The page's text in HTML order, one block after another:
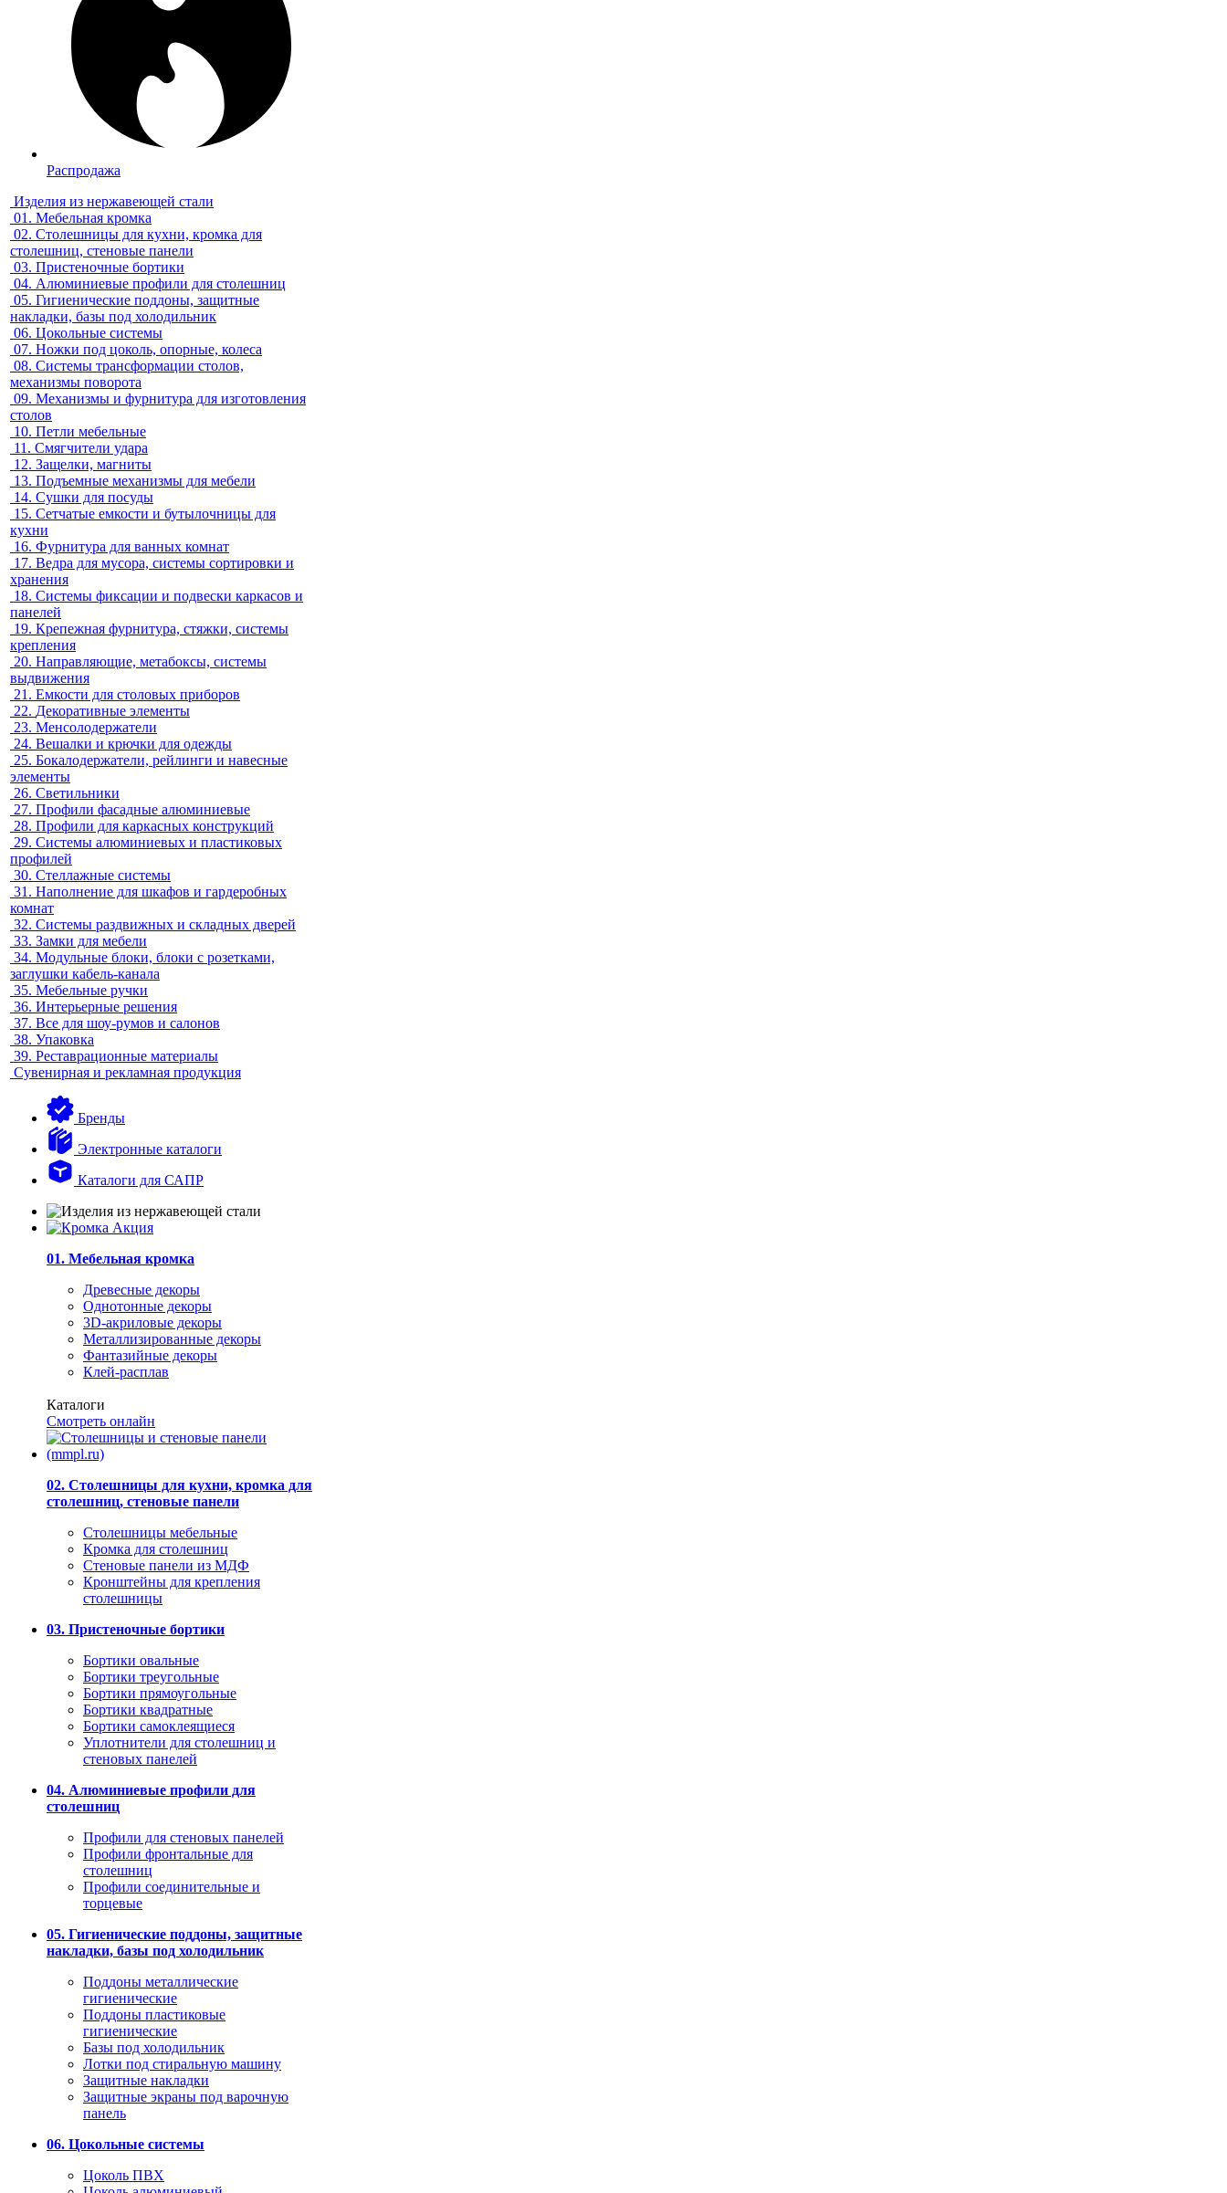
Распродажа
Изделия из нержавеющей стали
01. Мебельная кромка
02. Столешницы для кухни, кромка для
столешниц, стеновые панели
03. Пристеночные бортики
04. Алюминиевые профили для столешниц
05. Гигиенические поддоны, защитные
накладки, базы под холодильник
06. Цокольные системы
07. Ножки под цоколь, опорные, колеса
08. Системы трансформации столов,
механизмы поворота
09. Механизмы и фурнитура для изготовления
столов
10. Петли мебельные
11. Смягчители удара
12. Защелки, магниты
13. Подъемные механизмы для мебели
14. Сушки для посуды
15. Сетчатые емкости и бутылочницы для
кухни
16. Фурнитура для ванных комнат
17. Ведра для мусора, системы сортировки и
хранения
18. Системы фиксации и подвески каркасов и
панелей
19. Крепежная фурнитура, стяжки, системы
крепления
20. Направляющие, метабоксы, системы
выдвижения
21. Емкости для столовых приборов
22. Декоративные элементы
23. Менсолодержатели
24. Вешалки и крючки для одежды
25. Бокалодержатели, рейлинги и навесные
элементы
26. Светильники
27. Профили фасадные алюминиевые
28. Профили для каркасных конструкций
29. Системы алюминиевых и пластиковых
профилей
30. Стеллажные системы
31. Наполнение для шкафов и гардеробных
комнат
32. Системы раздвижных и складных дверей
33. Замки для мебели
34. Модульные блоки, блоки с розетками,
заглушки кабель-канала
35. Мебельные ручки
36. Интерьерные решения
37. Все для шоу-румов и салонов
38. Упаковка
39. Реставрационные материалы
Сувенирная и рекламная продукция
Бренды
Электронные каталоги
Каталоги для САПР
01. Мебельная кромка
Древесные декоры
Однотонные декоры
3D-акриловые декоры
Металлизированные декоры
Фантазийные декоры
Клей-расплав
Каталоги
Смотреть онлайн
02. Столешницы для кухни, кромка для
столешниц, стеновые панели
Столешницы мебельные
Кромка для столешниц
Стеновые панели из МДФ
Кронштейны для крепления
столешницы
03. Пристеночные бортики
Бортики овальные
Бортики треугольные
Бортики прямоугольные
Бортики квадратные
Бортики самоклеящиеся
Уплотнители для столешниц и
стеновых панелей
04. Алюминиевые профили для
столешниц
Профили для стеновых панелей
Профили фронтальные для
столешниц
Профили соединительные и
торцевые
05. Гигиенические поддоны, защитные
накладки, базы под холодильник
Поддоны металлические
гигиенические
Поддоны пластиковые
гигиенические
Базы под холодильник
Лотки под стиральную машину
Защитные накладки
Защитные экраны под варочную
панель
06. Цокольные системы
Цоколь ПВХ